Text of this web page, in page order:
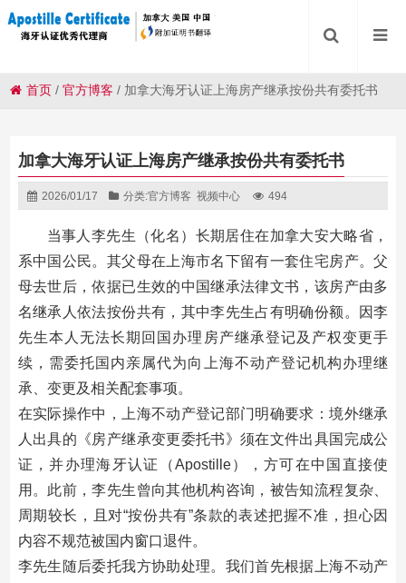
首页 /官方博客 / 加拿大海牙认证上海房产继承按份共有委托书
加拿大海牙认证上海房产继承按份共有委托书
2026/01/17 分类:官方博客 视频中心 494
当事人李先生（化名）长期居住在加拿大安大略省，
系中国公民。其父母在上海市名下留有一套住宅房产。父
母去世后，依据已生效的中国继承法律文书，该房产由多
名继承人依法按份共有，其中李先生占有明确份额。因李
先生本人无法长期回国办理房产继承登记及产权变更手
续，需委托国内亲属代为向上海不动产登记机构办理继
承、变更及相关配套事项。
在实际操作中，上海不动产登记部门明确要求：境外继承
人出具的《房产继承变更委托书》须在文件出具国完成公
证，并办理海牙认证（Apostille），方可在中国直接使
用。此前，李先生曾向其他机构咨询，被告知流程复杂、
周期较长，且对“按份共有”条款的表述把握不准，担心因
内容不规范被国内窗口退件。
李先生随后委托我方协助处理。我们首先根据上海不动产